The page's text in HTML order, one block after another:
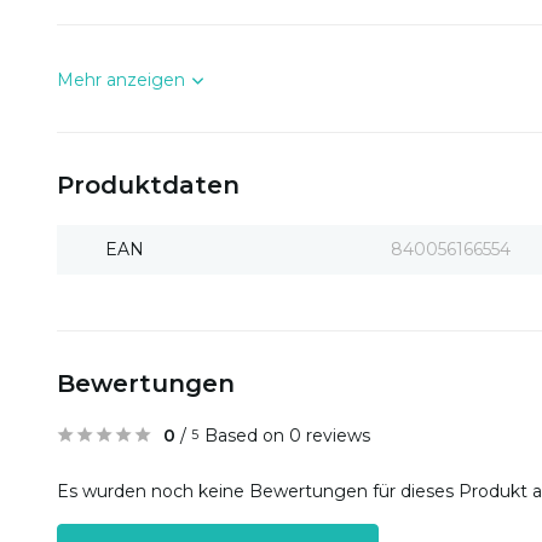
Mehr anzeigen
Produktdaten
EAN 840056166554
Bewertungen
0 / 5 Based on 0 reviews
Es wurden noch keine Bewertungen für dieses Produkt